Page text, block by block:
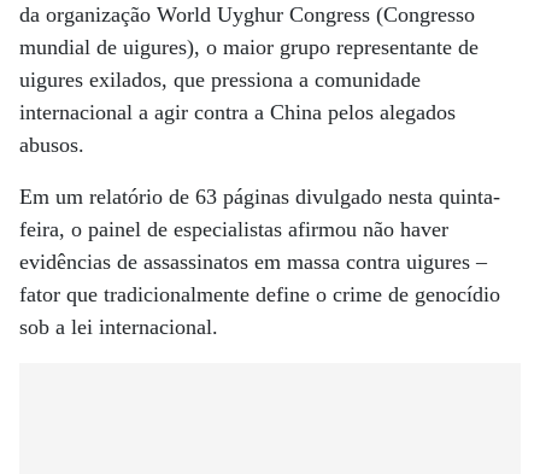
da organização World Uyghur Congress (Congresso
mundial de uigures), o maior grupo representante de
uigures exilados, que pressiona a comunidade
internacional a agir contra a China pelos alegados
abusos.
Em um relatório de 63 páginas divulgado nesta quinta-
feira, o painel de especialistas afirmou não haver
evidências de assassinatos em massa contra uigures –
fator que tradicionalmente define o crime de genocídio
sob a lei internacional.